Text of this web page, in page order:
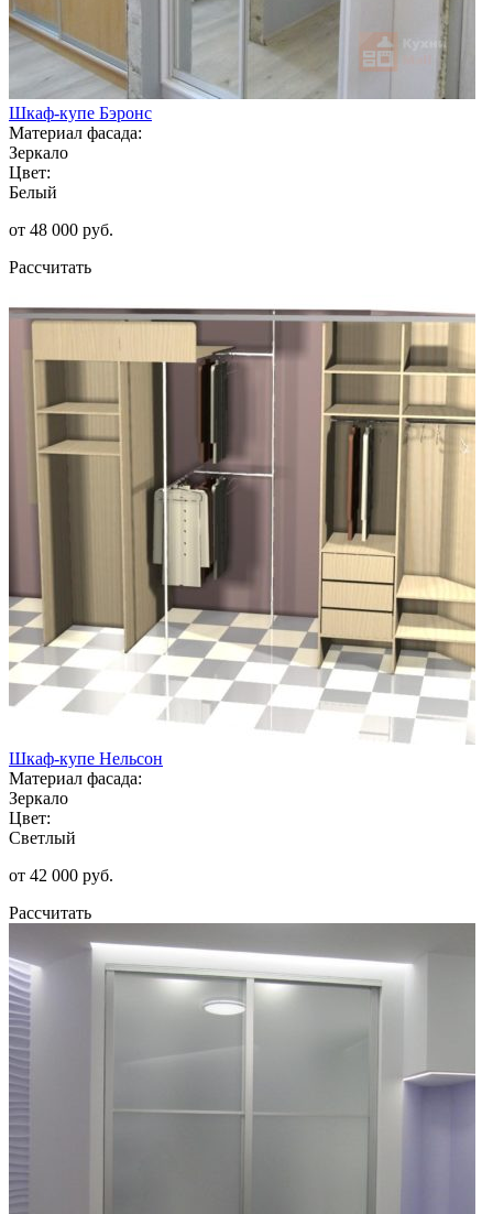
Шкаф-купе Бэронс
Материал фасада:
Зеркало
Цвет:
Белый
от 48 000 руб.
Рассчитать
Шкаф-купе Нельсон
Материал фасада:
Зеркало
Цвет:
Светлый
от 42 000 руб.
Рассчитать